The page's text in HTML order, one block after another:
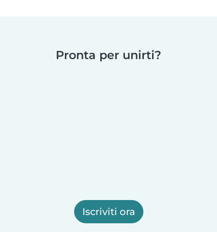
Pronta per unirti?
Iscriviti ora